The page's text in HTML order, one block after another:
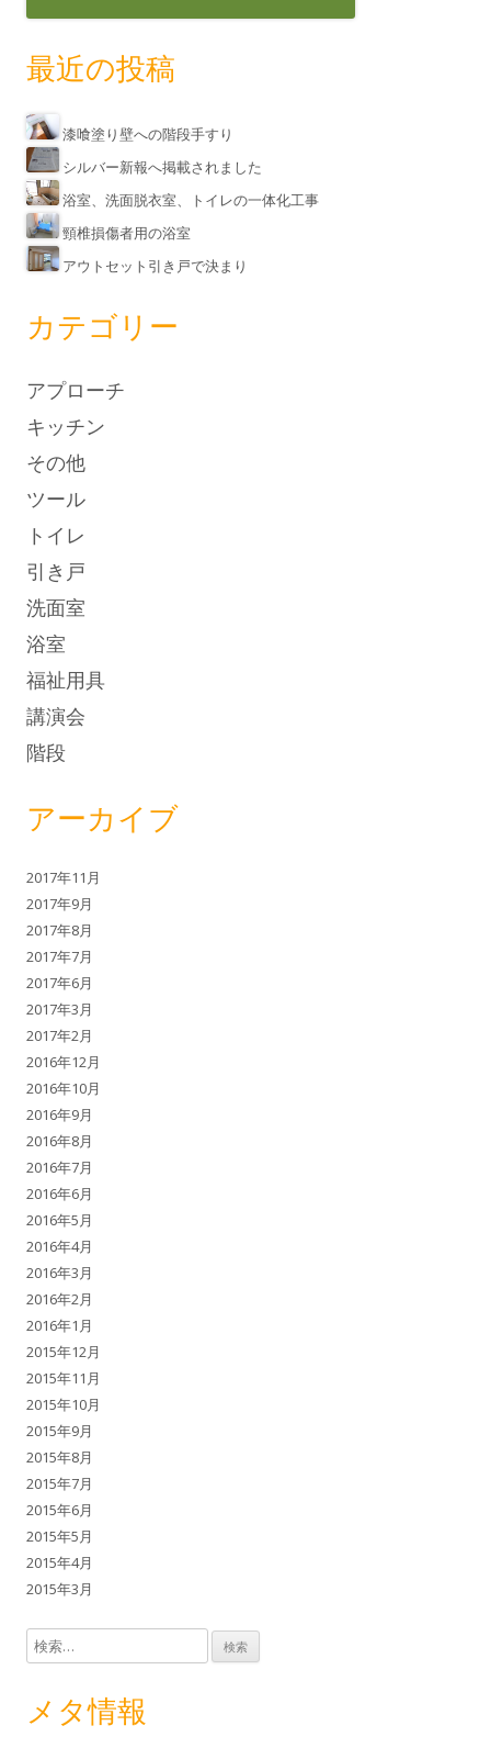
最近の投稿
漆喰塗り壁への階段手すり
シルバー新報へ掲載されました
浴室、洗面脱衣室、トイレの一体化工事
頸椎損傷者用の浴室
アウトセット引き戸で決まり
カテゴリー
アプローチ
キッチン
その他
ツール
トイレ
引き戸
洗面室
浴室
福祉用具
講演会
階段
アーカイブ
2017年11月
2017年9月
2017年8月
2017年7月
2017年6月
2017年3月
2017年2月
2016年12月
2016年10月
2016年9月
2016年8月
2016年7月
2016年6月
2016年5月
2016年4月
2016年3月
2016年2月
2016年1月
2015年12月
2015年11月
2015年10月
2015年9月
2015年8月
2015年7月
2015年6月
2015年5月
2015年4月
2015年3月
検索:
メタ情報